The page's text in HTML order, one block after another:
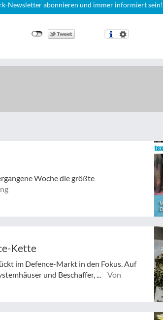
Newsletter abonnieren und immer informiert sein!
Woche die größte
Kette
im Defence-Markt in den Fokus. Auf
und Beschaffer, ...
Von